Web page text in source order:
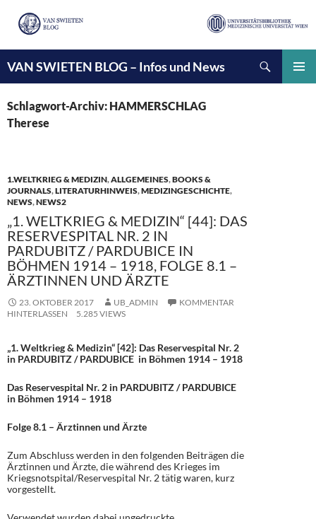
VAN SWIETEN BLOG – Infos und News
INHALT
SPRINGEN
Schlagwort-Archiv: HAMMERSCHLAG
Therese
1.WELTKRIEG & MEDIZIN,ALLGEMEINES,BOOKS &
JOURNALS,LITERATURHINWEIS,MEDIZINGESCHICHTE,
NEWS,NEWS2
„1. WELTKRIEG & MEDIZIN“ [44]: DAS
RESERVESPITAL NR. 2 IN
PARDUBITZ / PARDUBICE IN
BÖHMEN 1914 – 1918, FOLGE 8.1 –
ÄRZTINNEN UND ÄRZTE
23. OKTOBER 2017 UB_ADMIN
KOMMENTAR
HINTERLASSEN
5.285 VIEWS
„1. Weltkrieg & Medizin“ [42]: Das Reservespital Nr. 2
in PARDUBITZ / PARDUBICE in Böhmen 1914 – 1918
Das Reservespital Nr. 2 in PARDUBITZ / PARDUBICE
in Böhmen 1914 – 1918
Folge 8.1 – Ärztinnen und Ärzte
Zum Abschluss werden in den folgenden Beiträgen die
Ärztinnen und Ärzte, die während des Krieges im
Kriegsnotspital/Reservespital Nr. 2 tätig waren, kurz
vorgestellt.